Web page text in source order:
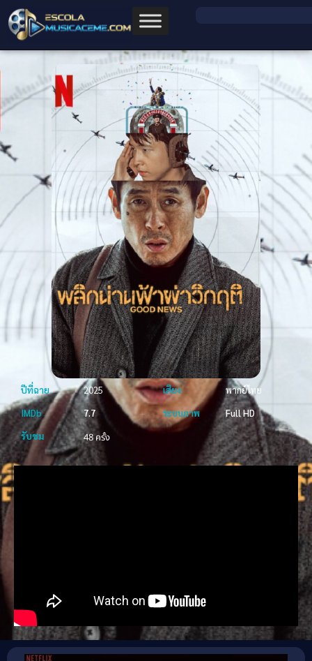
ปีที่ฉาย 2025 เสียง
พากย์ไทย
IMDb
7.7 ระบบภาพ
Full HD
รับชม
48 ครั้ง